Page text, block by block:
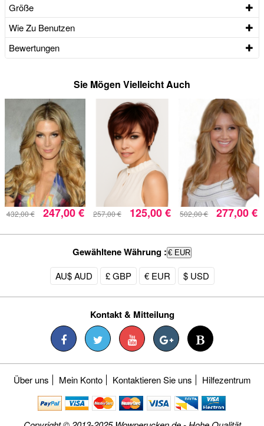
Größe
Wie Zu Benutzen
Bewertungen
Sie Mögen Vielleicht Auch
432,00 € 247,00 € 257,00 € 125,00 € 502,00 € 277,00 €
Gewähltene Währung : € EUR
AU$ AUD £ GBP € EUR $ USD
Kontakt & Mitteilung
Über uns Mein Konto Kontaktieren Sie uns Hilfezentrum